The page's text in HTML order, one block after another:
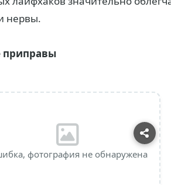
нервы.
приправы
фотография не обнаружена